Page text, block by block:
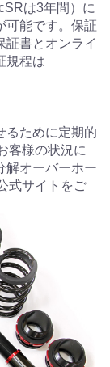
は3年間）に
可能です。保証
証書とオンライ
規程は
るために定期的
客様の状況に
解オーバーホー
式サイトをご